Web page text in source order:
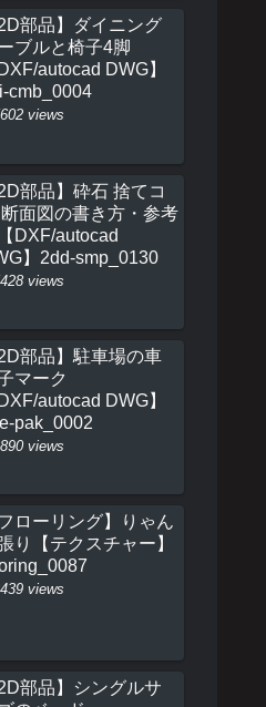
2D部品】ダイニング
ブルと椅子4脚
DXF/autocad DWG】
cmb_0004
views
2D部品】砕石 捨てコ
断面図の書き方・参考
DXF/autocad
】2dd-smp_0130
views
2D部品】駐車場の車
マーク
DXF/autocad DWG】
pak_0002
views
フローリング】りゃん
り【テクスチャー】
views
2D部品】シングルサ